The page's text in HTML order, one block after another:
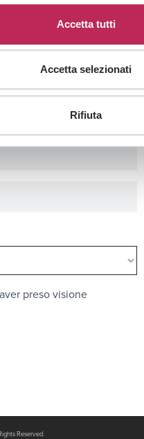
Accetta tutti
Accetta selezionati
Rifiuta
preso visione
Reserved.